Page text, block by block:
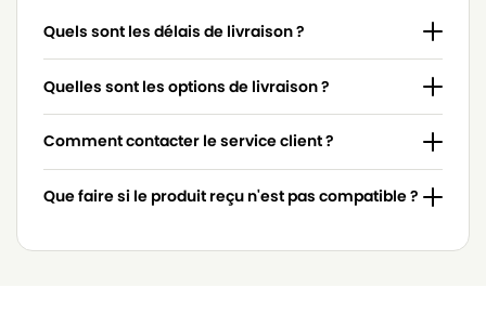
VOLTA
VOLTA U4500 à U4595 (BOLIDO)
VOLTA
VOLTA U4610 à U4640 (CONTROL)
VOLTA
VOLTA U7510 à U7540
Quels sont les délais de livraison ?
Quelles sont les options de livraison ?
Comment contacter le service client ?
Que faire si le produit reçu n'est pas compatible ?